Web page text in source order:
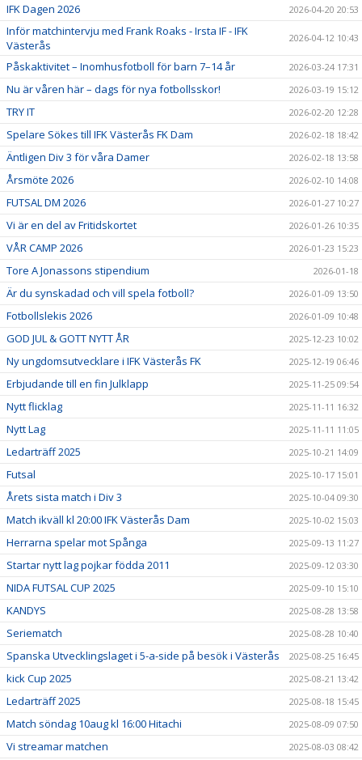
IFK Dagen 2026 2026-04-20 20:53
Inför matchintervju med Frank Roaks - Irsta IF - IFK
Västerås
2026-04-12 10:43
Påskaktivitet – Inomhusfotboll för barn 7–14 år 2026-03-24 17:31
Nu är våren här – dags för nya fotbollsskor! 2026-03-19 15:12
TRY IT 2026-02-20 12:28
Spelare Sökes till IFK Västerås FK Dam 2026-02-18 18:42
Äntligen Div 3 för våra Damer 2026-02-18 13:58
Årsmöte 2026 2026-02-10 14:08
FUTSAL DM 2026 2026-01-27 10:27
Vi är en del av Fritidskortet 2026-01-26 10:35
VÅR CAMP 2026 2026-01-23 15:23
Tore A Jonassons stipendium 2026-01-18
Är du synskadad och vill spela fotboll? 2026-01-09 13:50
Fotbollslekis 2026 2026-01-09 10:48
GOD JUL & GOTT NYTT ÅR 2025-12-23 10:02
Ny ungdomsutvecklare i IFK Västerås FK 2025-12-19 06:46
Erbjudande till en fin Julklapp 2025-11-25 09:54
Nytt flicklag 2025-11-11 16:32
Nytt Lag 2025-11-11 11:05
Ledarträff 2025 2025-10-21 14:09
Futsal 2025-10-17 15:01
Årets sista match i Div 3 2025-10-04 09:30
Match ikväll kl 20:00 IFK Västerås Dam 2025-10-02 15:03
Herrarna spelar mot Spånga 2025-09-13 11:27
Startar nytt lag pojkar födda 2011 2025-09-12 03:30
NIDA FUTSAL CUP 2025 2025-09-10 15:10
KANDYS 2025-08-28 13:58
Seriematch 2025-08-28 10:40
Spanska Utvecklingslaget i 5-a-side på besök i Västerås 2025-08-25 16:45
kick Cup 2025 2025-08-21 13:42
Ledarträff 2025 2025-08-18 15:45
Match söndag 10aug kl 16:00 Hitachi 2025-08-09 07:50
Vi streamar matchen 2025-08-03 08:42